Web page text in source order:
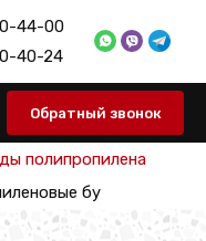
44-00
40-24
Обратный звонок
полипропилена
бу